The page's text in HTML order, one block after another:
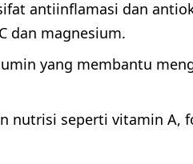
antiinflamasi dan
dan magnesium.
yang membantu
nutrisi seperti vitamin A,